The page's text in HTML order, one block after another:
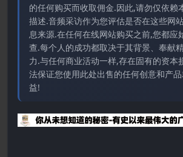
的任何购买而收取佣金.因此,请勿仅依赖
描述.音频采访作为您评估是否在这些网
息来源.在任何在线网站购买之前,您都应
查.每个人的成功都取决于其背景、奉献
力.与任何商业活动一样,存在固有的资本
法保证您使用此处出售的任何创意和产
益!